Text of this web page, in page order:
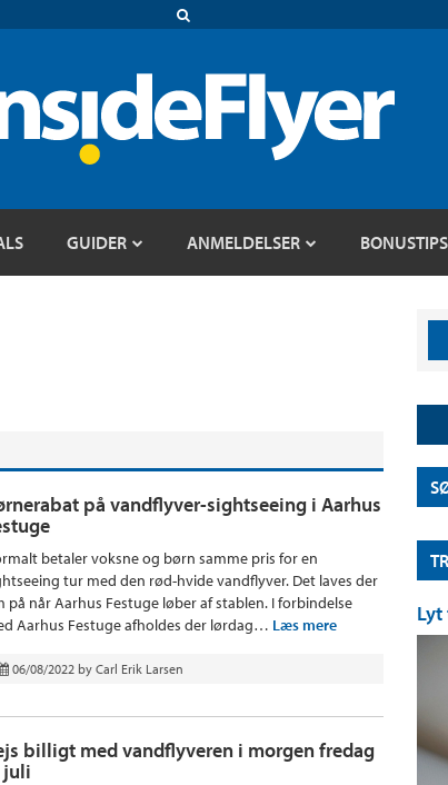
GUIDER ANMELDELSER BONUSTIPS
på vandflyver-sightseeing i Aarhus
betaler voksne og børn samme pris for en
tur med den rød-hvide vandflyver. Det laves der
på når Aarhus Festuge løber af stablen. I forbindelse
Aarhus Festuge afholdes der lørdag… Læs mere
06/08/2022 by Carl Erik Larsen
billigt med vandflyveren i morgen fredag
juli